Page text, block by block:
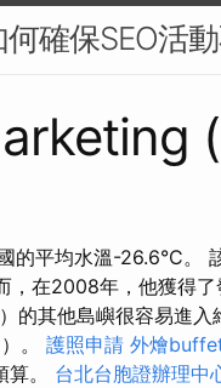
確保SEO活
的平均水溫-26.6°C。
在2008年，他獲得
的其他島嶼很容易進
。 護照申請 外燴
。 台北台胞證辦理中